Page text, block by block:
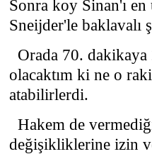
Sonra koy Sinan'ı en
Sneijder'le baklavalı
Orada 70.
olacaktım ki ne o
atabilirlerdi.
Hakem de
değişikliklerine izin